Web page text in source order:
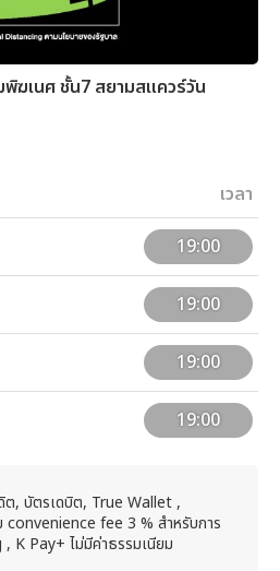
พิฆเนศ ชั้น7 สยามสแควร์วัน
เวลา
19:00
19:00
19:00
19:00
ต, บัตรเดบิต, True Wallet ,
convenience fee 3 % สำหรับการ
K Pay+ ไม่มีค่าธรรมเนียม